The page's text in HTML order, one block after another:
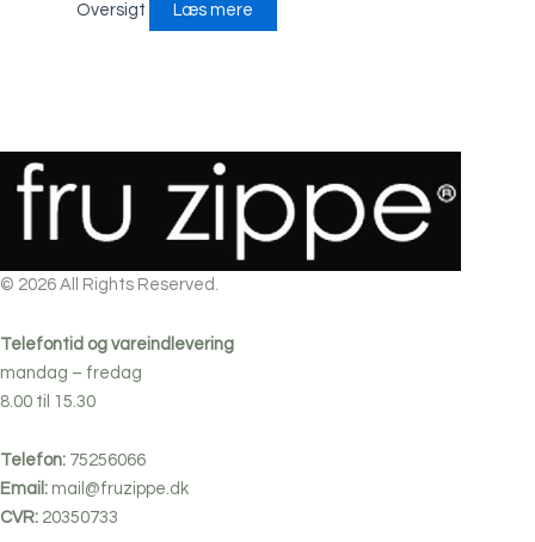
Oversigt Læs mere
© 2026 All Rights Reserved.
Telefontid og vareindlevering
mandag – fredag
8.00 til 15.30
Telefon: 75256066
Email: mail@fruzippe.dk
CVR: 20350733